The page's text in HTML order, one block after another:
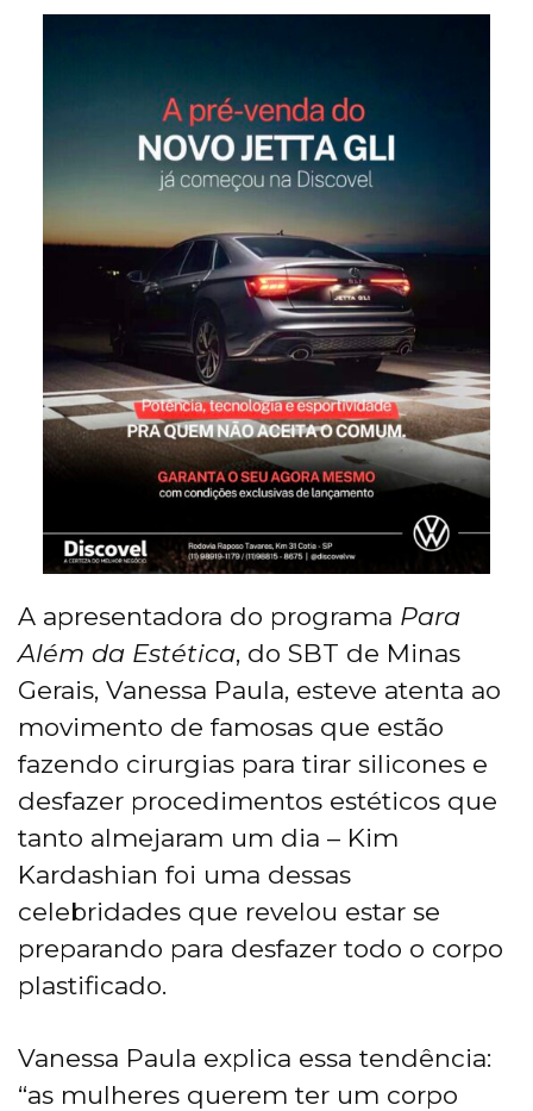
A apresentadora do programa Para
Além da Estética, do SBT de Minas
Gerais, Vanessa Paula, esteve atenta ao
movimento de famosas que estão
fazendo cirurgias para tirar silicones e
desfazer procedimentos estéticos que
tanto almejaram um dia – Kim
Kardashian foi uma dessas
celebridades que revelou estar se
preparando para desfazer todo o corpo
plastificado.
Vanessa Paula explica essa tendência:
“as mulheres querem ter um corpo